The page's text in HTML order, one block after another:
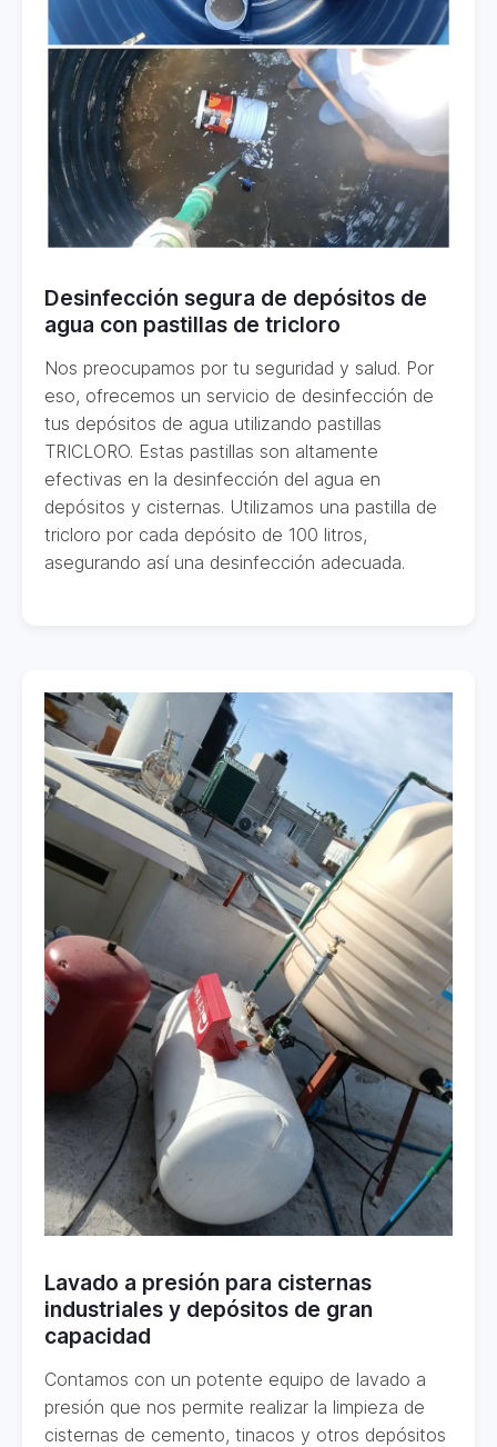
Desinfección segura de depósitos de
agua con pastillas de tricloro
Nos preocupamos por tu seguridad y salud. Por
eso, ofrecemos un servicio de desinfección de
tus depósitos de agua utilizando pastillas
TRICLORO. Estas pastillas son altamente
efectivas en la desinfección del agua en
depósitos y cisternas. Utilizamos una pastilla de
tricloro por cada depósito de 100 litros,
asegurando así una desinfección adecuada.
Lavado a presión para cisternas
industriales y depósitos de gran
capacidad
Contamos con un potente equipo de lavado a
presión que nos permite realizar la limpieza de
cisternas de cemento, tinacos y otros depósitos